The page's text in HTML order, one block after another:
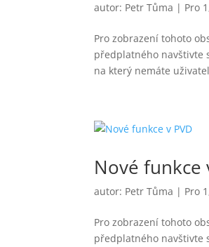
autor: Petr Tůma | Pro
Pro zobrazení tohoto
předplatného navštivte
na který nemáte
Nové funkce
autor: Petr Tůma | Pro
Pro zobrazení tohoto
předplatného navštivte